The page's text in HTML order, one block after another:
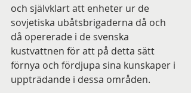
och självklart att enheter ur de
sovjetiska ubåtsbrigaderna då och
då opererade i de svenska
kustvattnen för att på detta sätt
förnya och fördjupa sina kunskaper i
uppträdande i dessa områden.